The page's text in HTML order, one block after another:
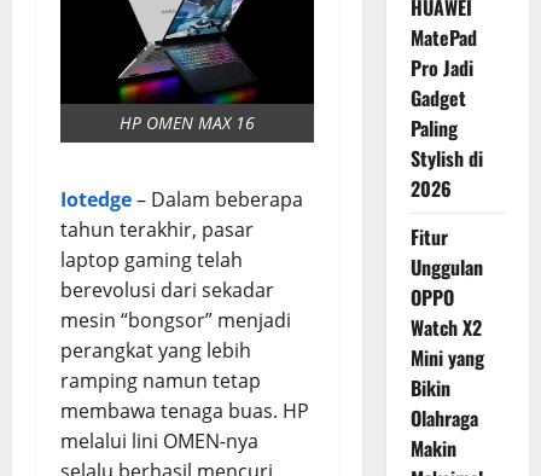
HP OMEN MAX 16
Iotedge– Dalam beberapa
tahun terakhir, pasar
laptop gaming telah
berevolusi dari sekadar
mesin “bongsor” menjadi
perangkat yang lebih
ramping namun tetap
membawa tenaga buas. HP
melalui lini OMEN-nya
HUAWEI
MatePad
Pro Jadi
Gadget
Paling
Stylish di
2026
Fitur
Unggulan
OPPO
Watch X2
Mini yang
Bikin
Olahraga
Makin